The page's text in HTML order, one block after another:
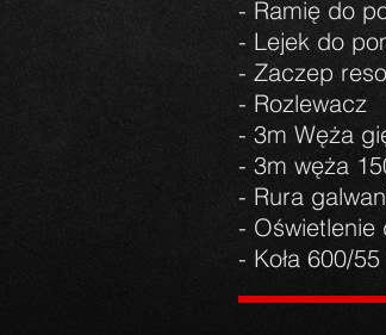
- Ramię do
- Lejek do
- Zaczep
- Rozlewacz
- 3m Węża
- 3m węża
- Rura
- Oświetlenie
- Koła 600/